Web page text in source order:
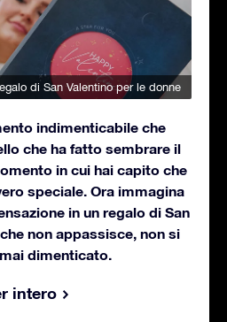
di San Valentino per le donne
indimenticabile che
che ha fatto sembrare il
in cui hai capito che
speciale. Ora immagina
in un regalo di San
non appassisce, non si
dimenticato.
intero